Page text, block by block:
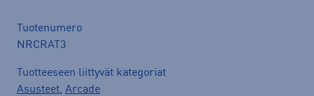
Tuotenumero
NRCRAT3
Tuotteeseen liittyvät kategoriat
Asusteet, Arcade